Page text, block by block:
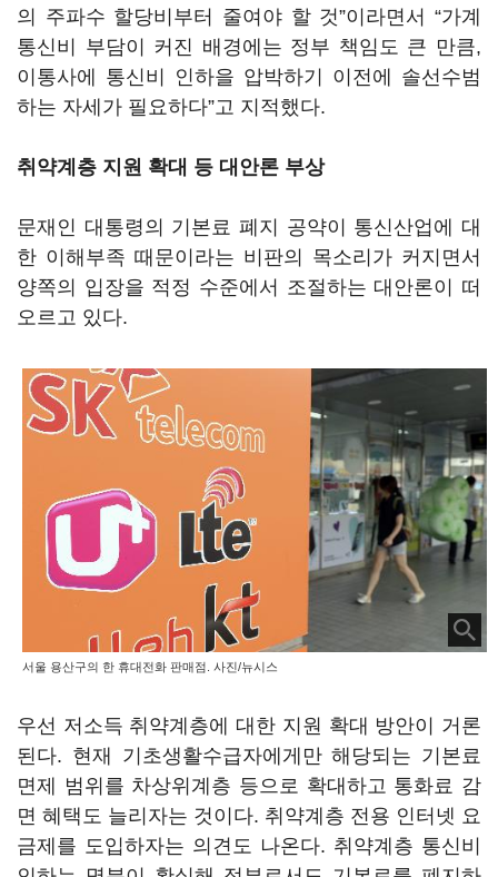
의 주파수 할당비부터 줄여야 할 것”이라면서 “가계
통신비 부담이 커진 배경에는 정부 책임도 큰 만큼,
이통사에 통신비 인하을 압박하기 이전에 솔선수범
하는 자세가 필요하다”고 지적했다.
취약계층 지원 확대 등 대안론 부상
문재인 대통령의 기본료 폐지 공약이 통신산업에 대
한 이해부족 때문이라는 비판의 목소리가 커지면서
양쪽의 입장을 적정 수준에서 조절하는 대안론이 떠
오르고 있다.
서울 용산구의 한 휴대전화 판매점. 사진/뉴시스
우선 저소득 취약계층에 대한 지원 확대 방안이 거론
된다. 현재 기초생활수급자에게만 해당되는 기본료
면제 범위를 차상위계층 등으로 확대하고 통화료 감
면 혜택도 늘리자는 것이다. 취약계층 전용 인터넷 요
금제를 도입하자는 의견도 나온다. 취약계층 통신비